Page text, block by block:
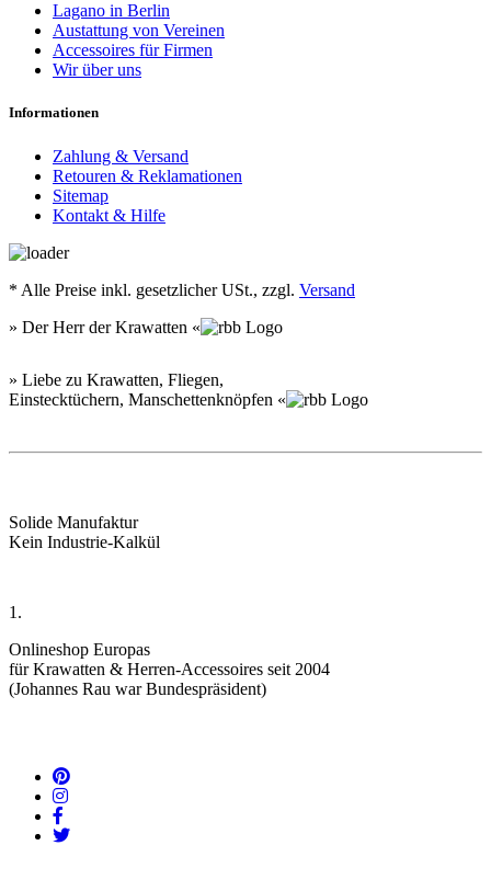
Lagano in Berlin
Austattung von Vereinen
Accessoires für Firmen
Wir über uns
Informationen
Zahlung & Versand
Retouren & Reklamationen
Sitemap
Kontakt & Hilfe
* Alle Preise inkl. gesetzlicher USt., zzgl. Versand
» Der Herr der Krawatten «
» Liebe zu Krawatten, Fliegen,
Einstecktüchern, Manschettenknöpfen «
Solide Manufaktur
Kein Industrie-Kalkül
1.
Onlineshop Europas
für Krawatten & Herren-Accessoires seit 2004
(Johannes Rau war Bundespräsident)